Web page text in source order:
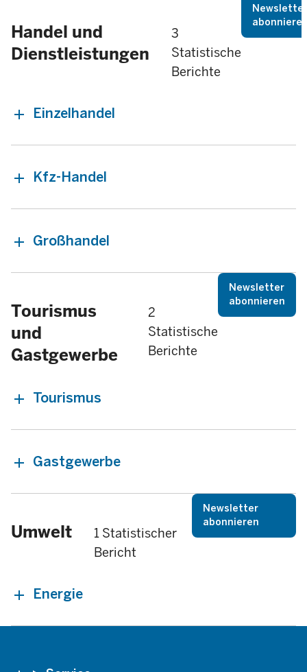
Handel und
Dienstleistungen
3
Statistische
Berichte
Newsletter
Einzelhandel
Kfz-Handel
Großhandel
Tourismus
und
Gastgewerbe
2
Statistische
Berichte
Newsletter
abonnieren
Tourismus
Gastgewerbe
Umwelt
1 Statistischer
Bericht
Newsletter
abonnieren
Energie